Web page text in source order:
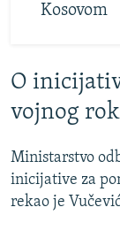
Kosovom
O
vojnog
Ministarstvo
inicijative za
rekao je